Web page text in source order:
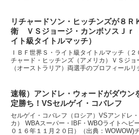
リチャードソン・ヒッチンズが８Ｒ
衛 ＶＳジョージ・カンボソスＪｒ
イト級タイトルマッチ）
ＩＢＦ世界Ｓ・ライト級タイトルマッチ（
チャード・ヒッチンズ（アメリカ）ＶＳジョ
（オーストラリア）両選手のプロフィール
速報）アンドレ・ウォードがダウン
定勝ち！VSセルゲイ・コバレフ
セルゲイ・コバレフ（ロシア）VSアンドレ
カ） WBAスーパー・IBF・WBOライトヘビ
０１６年１１月２０日）（出典：WOWOW)